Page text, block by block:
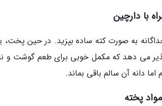
با دارچین
به صورت کته ساده بپزید. در حین
می دهد که مکمل خوبی برای طعم گوشت و
دانه آن سالم باقی بماند.
پخته